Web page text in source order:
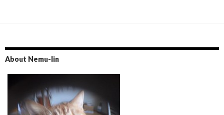
About Nemu-lin